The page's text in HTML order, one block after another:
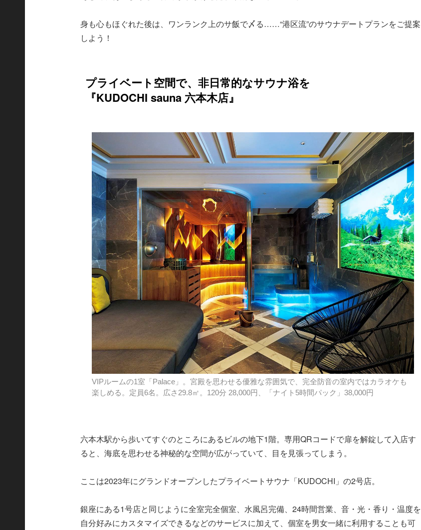
身も心もほぐれた後は、ワンランク上のサ飯で〆る……“港区流”のサウナデートプランをご提案
しよう！
プライベート空間で、非日常的なサウナ浴を
『KUDOCHI sauna 六本木店』
VIPルームの1室「Palace」。宮殿を思わせる優雅な雰囲気で、完全防音の室内ではカラオケも
楽しめる。定員6名。広さ29.8㎡。120分 28,000円、「ナイト5時間パック」38,000円
六本木駅から歩いてすぐのところにあるビルの地下1階。専用QRコードで扉を解錠して入店す
ると、海底を思わせる神秘的な空間が広がっていて、目を見張ってしまう。
ここは2023年にグランドオープンしたプライベートサウナ「KUDOCHI」の2号店。
銀座にある1号店と同じように全室完全個室、水風呂完備、24時間営業、音・光・香り・温度を
自分好みにカスタマイズできるなどのサービスに加えて、個室を男女一緒に利用することも可